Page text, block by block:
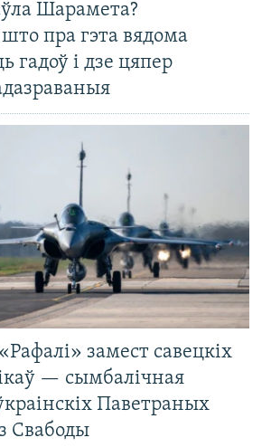
Шарамета?
пра гэта вядома
гадоў і дзе цяпер
замест савецкіх
— сымбалічная
Паветраных
Свабоды